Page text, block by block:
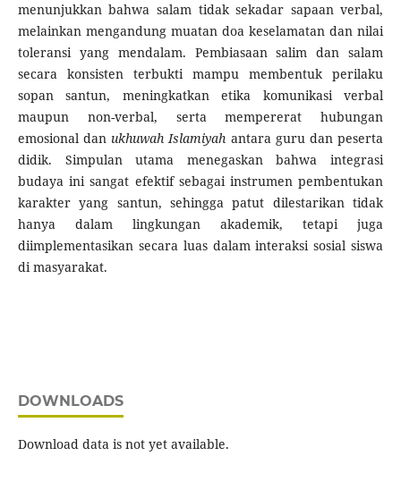
menunjukkan bahwa salam tidak sekadar sapaan verbal,
melainkan mengandung muatan doa keselamatan dan nilai
toleransi yang mendalam. Pembiasaan salim dan salam
secara konsisten terbukti mampu membentuk perilaku
sopan santun, meningkatkan etika komunikasi verbal
maupun non-verbal, serta mempererat hubungan
emosional dan ukhuwah Islamiyah antara guru dan peserta
didik. Simpulan utama menegaskan bahwa integrasi
budaya ini sangat efektif sebagai instrumen pembentukan
karakter yang santun, sehingga patut dilestarikan tidak
hanya dalam lingkungan akademik, tetapi juga
diimplementasikan secara luas dalam interaksi sosial siswa
di masyarakat.
DOWNLOADS
Download data is not yet available.